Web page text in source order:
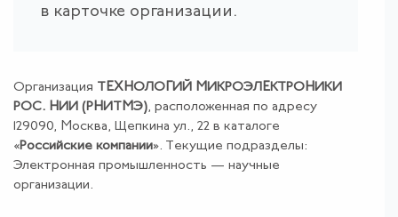
в карточке организации.
Организация ТЕХНОЛОГИЙ МИКРОЭЛЕКТРОНИКИ
РОС. НИИ (РНИТМЭ), расположенная по адресу
129090, Москва, Щепкина ул., 22 в каталоге
«Российские компании». Текущие подразделы:
Электронная промышленность — научные
организации.